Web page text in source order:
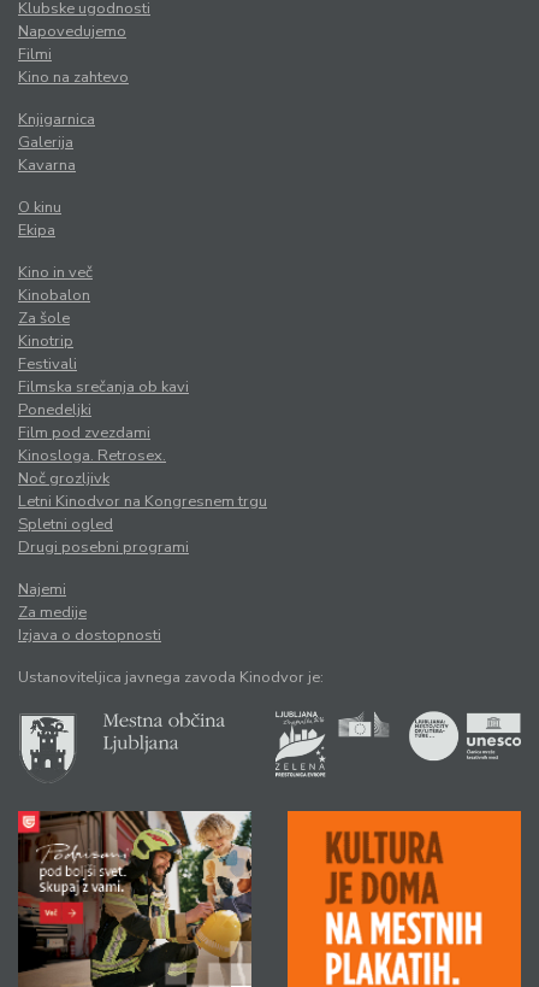
Klubske ugodnosti
Napovedujemo
Filmi
Kino na zahtevo
Knjigarnica
Galerija
Kavarna
O kinu
Ekipa
Kino in več
Kinobalon
Za šole
Kinotrip
Festivali
Filmska srečanja ob kavi
Ponedeljki
Film pod zvezdami
Kinosloga. Retrosex.
Noč grozljivk
Letni Kinodvor na Kongresnem trgu
Spletni ogled
Drugi posebni programi
Najemi
Za medije
Izjava o dostopnosti
Ustanoviteljica javnega zavoda Kinodvor je: